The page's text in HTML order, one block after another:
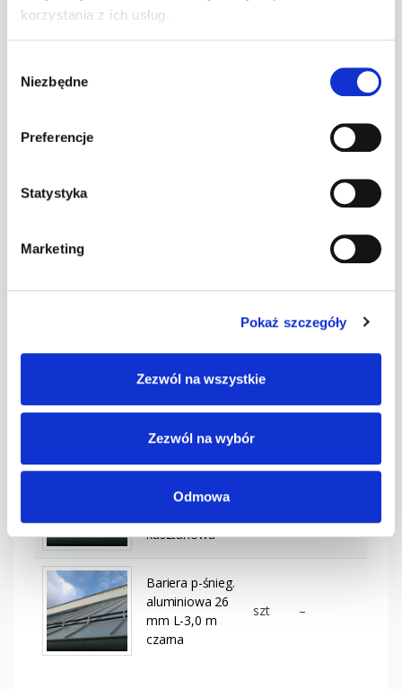
korzystania z ich usług.
zgody
Niezbędne
Preferencje
Statystyka
Marketing
Pokaż szczegóły
Zezwól na wszystkie
Zezwól na wybór
Odmowa
ceglasta
szt –
Bariera p-śnieg.
aluminiowa 26
mm L-3,0 m
czerwona
Bariera p-śnieg.
aluminiowa 26
kasztanowa
Bariera p-śnieg.
aluminiowa 26
mm L-3,0 m
czarna
szt –